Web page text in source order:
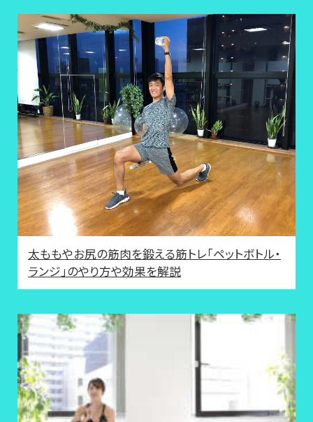
太ももやお尻の筋肉を鍛える筋トレ「ペットボトル・
ランジ」のやり方や効果を解説